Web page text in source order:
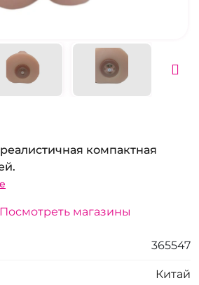
компактная
Посмотреть магазины
365547
Китай